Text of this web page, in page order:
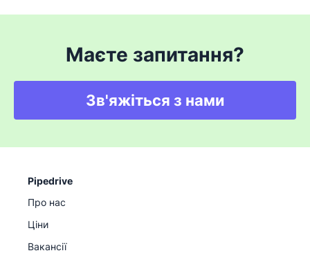
Маєте запитання?
Зв'яжіться з нами
Pipedrive
Про нас
Ціни
Вакансії